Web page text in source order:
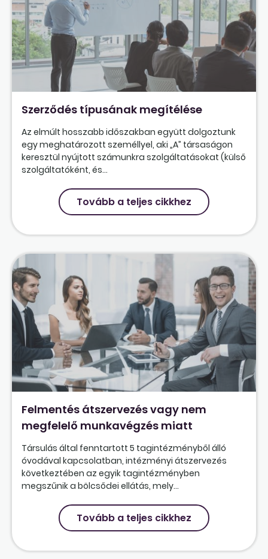
Szerződés típusának megítélése
Az elmúlt hosszabb időszakban együtt dolgoztunk
egy meghatározott személlyel, aki „A” társaságon
keresztül nyújtott számunkra szolgáltatásokat (külső
szolgáltatóként, és...
Tovább a teljes cikkhez
Felmentés átszervezés vagy nem
megfelelő munkavégzés miatt
Társulás által fenntartott 5 tagintézményből álló
óvodával kapcsolatban, intézményi átszervezés
következtében az egyik tagintézményben
megszűnik a bölcsődei ellátás, mely...
Tovább a teljes cikkhez